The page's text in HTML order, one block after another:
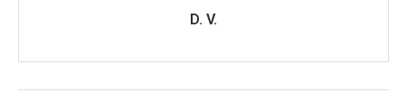
D. V.